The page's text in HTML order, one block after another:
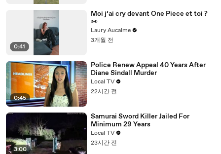
0:41
Moi j’ai cry devant One Piece et toi ?
👀
Laury Aucalme
3개월 전
0:45
Police Renew Appeal 40 Years After
Diane Sindall Murder
Local TV
22시간 전
3:00
Samurai Sword Killer Jailed For
Minimum 29 Years
Local TV
23시간 전